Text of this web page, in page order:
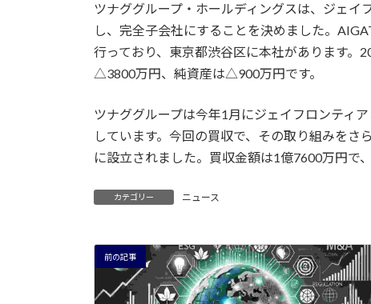
ツナググループ・ホールディングスは、ジェイ
し、完全子会社にすることを決めました。
行っており、東京都渋谷区に本社があります。
△3800万円、純資産は△900万円です。
ツナググループは今年1月にジェイフロンティ
しています。今回の買収で、その取り組みをさ
に設立されました。買収金額は1億7600万円で
カテゴリー ニュース
前の記事